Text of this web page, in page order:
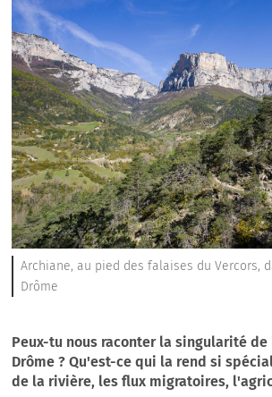
Archiane, au pied des falaises du Vercors,
Drôme
Peux-tu nous raconter la singularité
Drôme ? Qu'est-ce qui la rend si
de la rivière, les flux migratoires,